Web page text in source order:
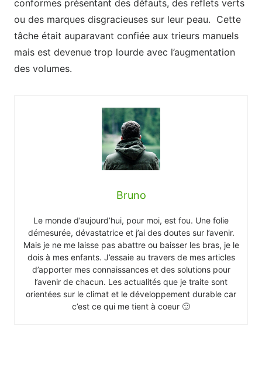
conformes présentant des défauts, des reflets verts
ou des marques disgracieuses sur leur peau. Cette
tâche était auparavant confiée aux trieurs manuels
mais est devenue trop lourde avec l’augmentation
des volumes.
Bruno
Le monde d’aujourd’hui, pour moi, est fou. Une folie
démesurée, dévastatrice et j’ai des doutes sur l’avenir.
Mais je ne me laisse pas abattre ou baisser les bras, je le
dois à mes enfants. J’essaie au travers de mes articles
d’apporter mes connaissances et des solutions pour
l’avenir de chacun. Les actualités que je traite sont
orientées sur le climat et le développement durable car
c’est ce qui me tient à coeur 🙂